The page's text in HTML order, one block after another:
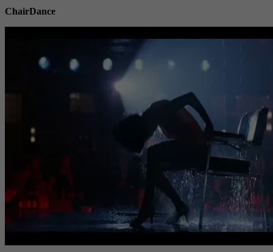
ChairDance